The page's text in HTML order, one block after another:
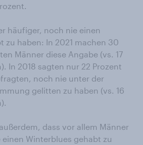
häufiger, noch nie einen
zu haben: In 2021 machen 30
Männer diese Angabe (vs. 17
In 2018 sagten nur 22 Prozent
noch nie unter der
gelitten zu haben (vs. 16
dass vor allem Männer
Winterblues gehabt zu